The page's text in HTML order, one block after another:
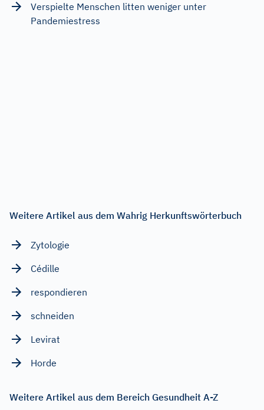
Verspielte Menschen litten weniger unter
Pandemiestress
Weitere Artikel aus dem Wahrig Herkunftswörterbuch
Zytologie
Cédille
respondieren
schneiden
Levirat
Horde
Weitere Artikel aus dem Bereich Gesundheit A-Z